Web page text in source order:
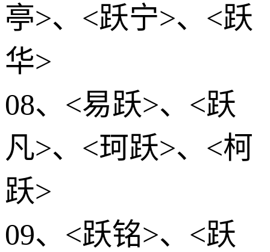
亭>、<跃宁>、<跃
华>
08、<易跃>、<跃
凡>、<珂跃>、<柯
跃>
09、<跃铭>、<跃